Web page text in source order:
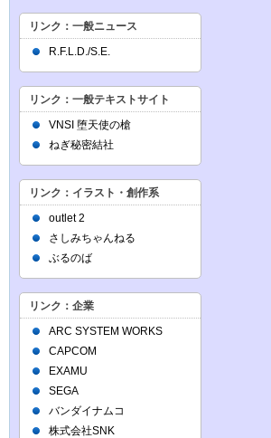
リンク：一般ニュース
R.F.L.D./S.E.
リンク：一般テキストサイト
VNSI 堕天使の槍
ねぎ秘密結社
リンク：イラスト・創作系
outlet 2
さしみちゃんねる
ぶるのば
リンク：企業
ARC SYSTEM WORKS
CAPCOM
EXAMU
SEGA
バンダイナムコ
株式会社SNK